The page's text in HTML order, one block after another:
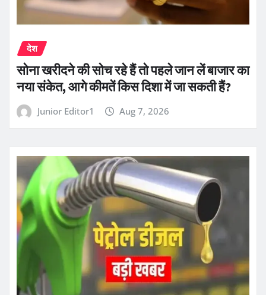
देश
सोना खरीदने की सोच रहे हैं तो पहले जान लें बाजार का
नया संकेत, आगे कीमतें किस दिशा में जा सकती हैं?
Junior Editor1 Aug 7, 2026